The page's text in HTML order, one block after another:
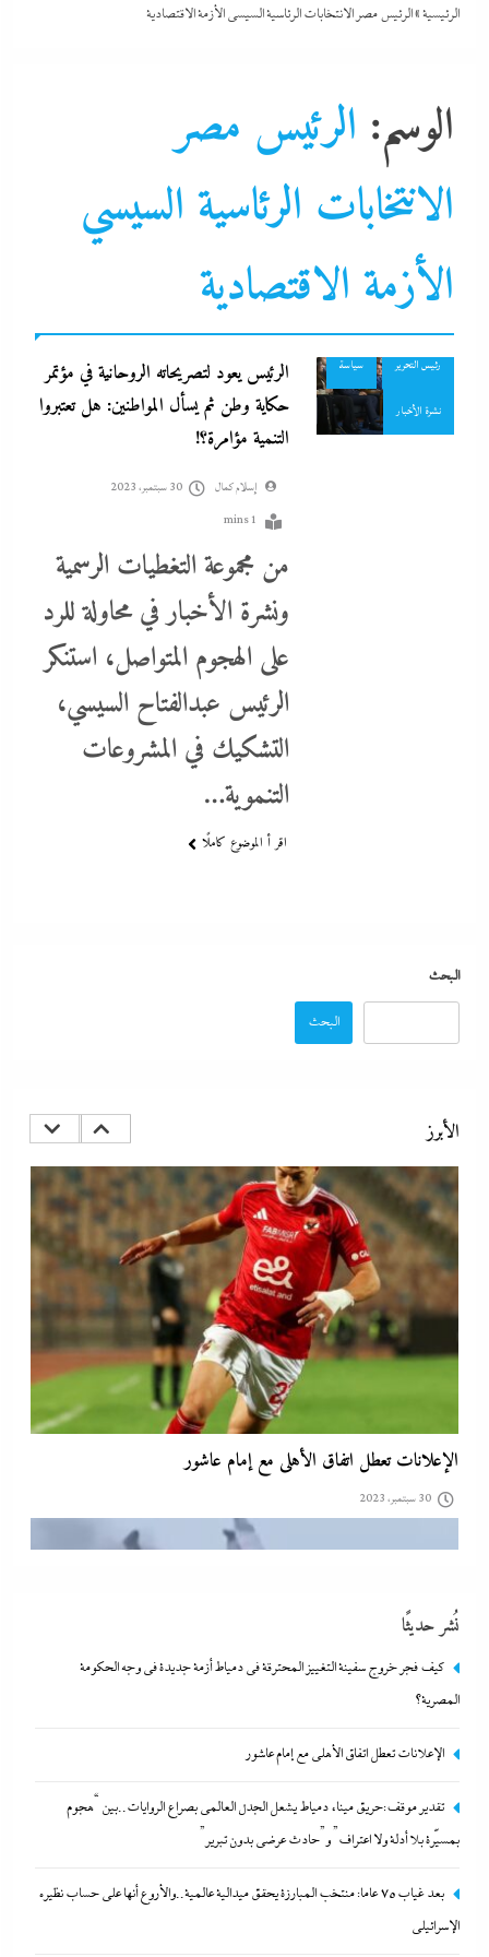
الرئيسية»الرئيس مصر الانتخابات الرئاسية السيسي الأزمة الاقتصادية
الوسم: الرئيس مصر
الانتخابات الرئاسية السيسي
الأزمة الاقتصادية
رئيس التحرير سياسة
نشرة الأخبار
الرئيس يعود لتصريحاته الروحانية في مؤتمر
حكاية وطن ثم يسأل المواطنين: هل تعتبروا
التنمية مؤامرة؟!
إسلام كمال
30 سبتمبر، 2023
1 mins
من مجموعة التغطيات الرسمية
ونشرة الأخبار في محاولة للرد
على الهجوم المتواصل، استنكر
الرئيس عبدالفتاح السيسي،
التشكيك في المشروعات
التنموية…
اقر أ الموضوع كاملًا
البحث
البحث
الأبرز
بعد غياب 75 عاما: منتخب المبارزة يحقق ميدالية عالمية..والأروع أنها
على حساب نظيره الإسرائيلي
كيف فجر خروج سفينة التغييز المحترقة في دمياط أزمة جديدة في وجه
الإعلانات تعطل اتفاق الأهلى مع إمام عاشور
30 سبتمبر، 2023
تقدير موقف:حريق ميناء دمياط يشعل الجدل العالمي بصراع
30 سبتمبر، 2023
نُشر حديثًا
كيف فجر خروج سفينة التغييز المحترقة في دمياط أزمة جديدة في وجه الحكومة
المصرية؟
الإعلانات تعطل اتفاق الأهلى مع إمام عاشور
تقدير موقف:حريق ميناء دمياط يشعل الجدل العالمي بصراع الروايات..بين “هجوم
بمسيّرة بلا أدلة ولا اعتراف” و”حادث عرضي بدون تبرير”
بعد غياب 75 عاما: منتخب المبارزة يحقق ميدالية عالمية..والأروع أنها على حساب نظيره
الإسرائيلي